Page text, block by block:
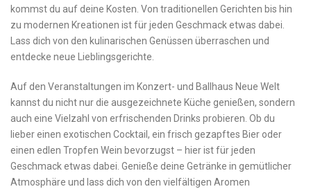
kommst ‌du auf ⁣deine ⁢Kosten. Von traditionellen Gerichten⁤ bis hin
zu modernen Kreationen ist für⁤ jeden‌ Geschmack etwas dabei. ​
Lass dich‌ von den kulinarischen Genüssen überraschen und
entdecke neue Lieblingsgerichte.
Auf den Veranstaltungen im Konzert- und Ballhaus Neue Welt
kannst du nicht nur die ausgezeichnete Küche genießen, sondern
auch eine Vielzahl von erfrischenden Drinks probieren. Ob du
lieber einen exotischen Cocktail, ein ‌frisch gezapftes Bier ⁣oder
einen edlen Tropfen Wein bevorzugst – hier ist für jeden
Geschmack etwas⁤ dabei. Genieße deine ⁢Getränke in gemütlicher⁢
Atmosphäre⁣ und lass dich von ⁣den vielfältigen ‍Aromen